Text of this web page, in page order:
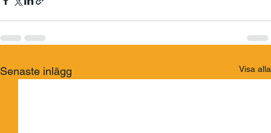
Senaste inlägg Visa alla